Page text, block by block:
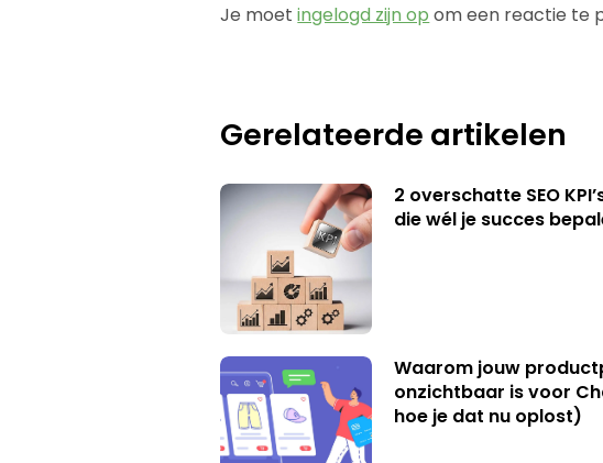
Je moetingelogd zijn op om een reactie te
Gerelateerde artikelen
2 overschatte SEO
die wél je succes
Waarom jouw
onzichtbaar is voor
hoe je dat nu oplost)